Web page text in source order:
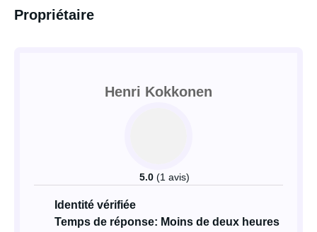
Propriétaire
Henri Kokkonen
5.0 (1 avis)
Identité vérifiée
Temps de réponse: Moins de deux heures